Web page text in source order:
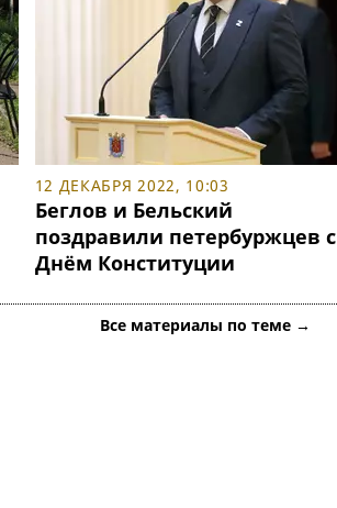
12 ДЕКАБРЯ 2022, 10:03
Беглов и Бельский
поздравили петербуржцев с
Днём Конституции
Все материалы по теме →